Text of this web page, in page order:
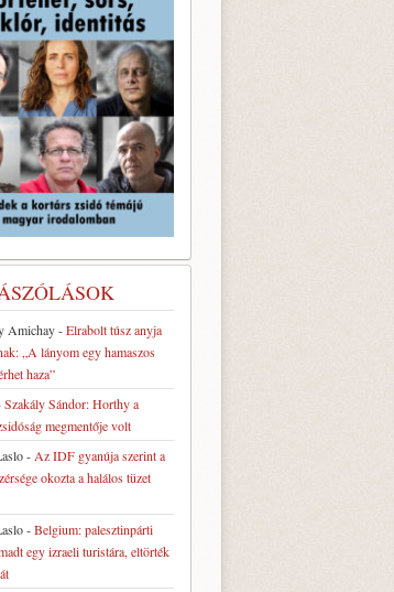
Amichay-Elrabolt túsz anyja
„A lányom egy hamaszos
haza”
Szakály Sándor: Horthy a
megmentője volt
- Az IDF gyanúja szerint a
okozta a halálos tüzet
-Belgium: palesztinpárti
egy izraeli turistára, eltörték